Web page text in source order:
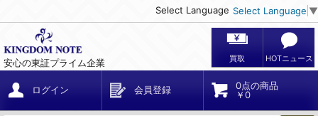
Select Language Select Language ▼
安心の東証プライム企業 買取 HOTニュース
ログイン 会員登録
0点の商品
￥0